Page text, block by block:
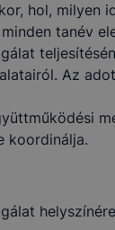
hol, milyen
tanév
Az
koordinálja.
Ön a
vagy használja
jobb